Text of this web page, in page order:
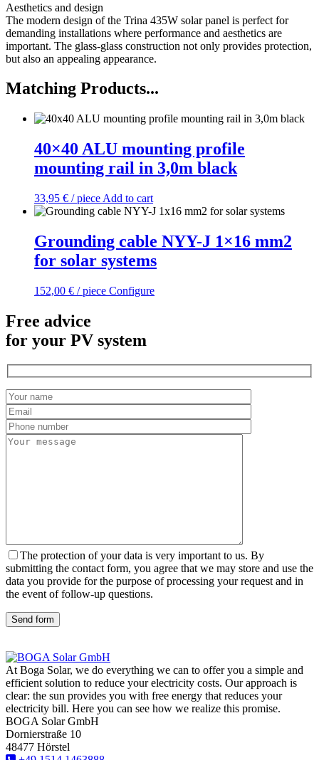
Aesthetics and design
The modern design of the Trina 435W solar panel is perfect for
demanding installations where performance and aesthetics are
important. The glass-glass construction not only provides protection,
but also an appealing appearance.
Matching Products...
40×40 ALU mounting profile
mounting rail in 3,0m black
33,95 € / piece Add to cart
Grounding cable NYY-J 1×16 mm2
for solar systems
152,00 € / piece Configure
Free advice
for your PV system
The protection of your data is very important to us. By
submitting the contact form, you agree that we may store and use the
data you provide for the purpose of processing your request and in
the event of follow-up questions.
Send form
At Boga Solar, we do everything we can to offer you a simple and
efficient solution to reduce your electricity costs. Our approach is
clear: the sun provides you with free energy that reduces your
electricity bill. Here you can see how we realize this promise.
BOGA Solar GmbH
Dornierstraße 10
48477 Hörstel